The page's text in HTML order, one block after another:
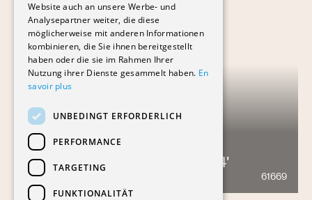
ROLEX INDUSTRIE 'CHÊNE 4'
1612 61669
Website auch an unsere Werbe- und
Analysepartner weiter, die diese
möglicherweise mit anderen Informationen
kombinieren, die Sie ihnen bereitgestellt
haben oder die sie im Rahmen Ihrer
Nutzung ihrer Dienste gesammelt haben. En
savoir plus
UNBEDINGT ERFORDERLICH
PERFORMANCE
TARGETING
FUNKTIONALITÄT